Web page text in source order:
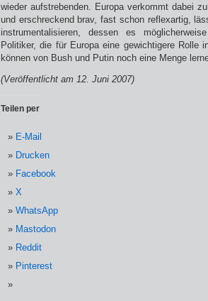
wieder aufstrebenden. Europa verkommt dabei
und erschreckend brav, fast schon reflexartig,
instrumentalisieren, dessen es
Politiker, die für Europa eine gewichtigere Rolle
können von Bush und Putin noch eine Menge
(Veröffentlicht am 12. Juni 2007)
Teilen per
E-Mail
Drucken
Facebook
X
WhatsApp
Mastodon
Reddit
Pinterest